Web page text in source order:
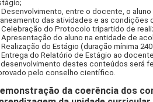
Desenvolvimento, entre o docente, o
das atividades e as condições
Celebração do Protocolo tripartido de
Apresentação do aluno na entidade de
Realização do Estágio (duração mínima
Entrega do Relatório de Estágio ao
desenvolvimento destes conteúdos será
pelo conselho científico.
da coerência dos